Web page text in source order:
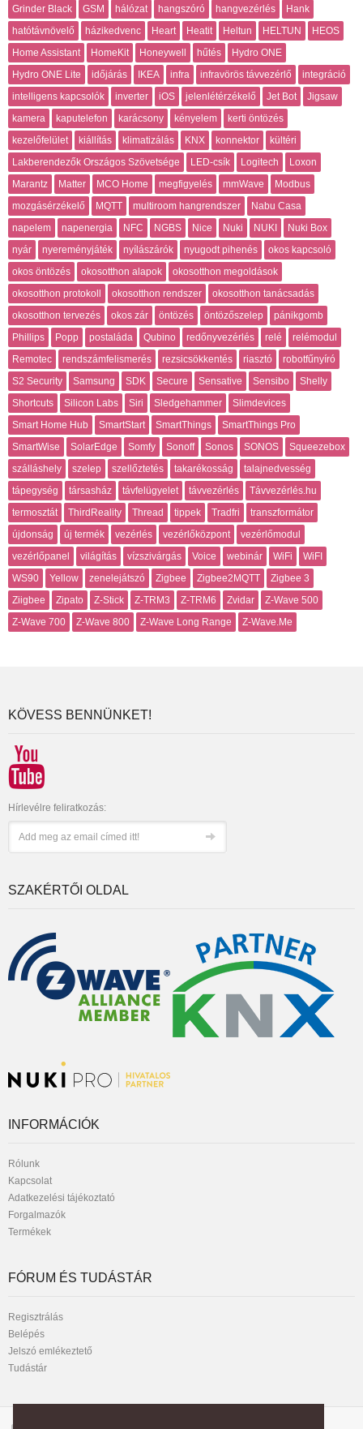
Grinder Black
GSM hálózat hangszóró hangvezérlés
Hank
hatótávnövelő
házikedvenc Heart Heatit Heltun HELTUN
HEOS
Home Assistant
HomeKit Honeywell hűtés
Hydro ONE
Hydro ONE Lite
időjárás IKEA infra infravörös távvezérlő
integráció
intelligens kapcsolók
inverter iOS jelenlétérzékelő Jet Bot
Jigsaw
kamera
kaputelefon karácsony kényelem
kerti öntözés
kezelőfelület
kiállítás klimatizálás KNX konnektor
kültéri
Lakberendezők Országos Szövetsége
LED-csík Logitech
Loxon
Marantz
Matter MCO Home megfigyelés mmWave
Modbus
mozgásérzékelő
MQTT multiroom hangrendszer
Nabu Casa
napelem
napenergia NFC NGBS Nice Nuki NUKI
Nuki Box
nyár
nyereményjáték nyílászárók nyugodt pihenés
okos kapcsoló
okos öntözés
okosotthon alapok
okosotthon megoldások
okosotthon protokoll
okosotthon rendszer
okosotthon tanácsadás
okosotthon tervezés
okos zár öntözés öntözőszelep
pánikgomb
Phillips
Popp postaláda Qubino redőnyvezérlés relé
relémodul
Remotec
rendszámfelismerés rezsicsökkentés riasztó
robotfűnyíró
S2 Security
Samsung SDK Secure Sensative Sensibo
Shelly
Shortcuts
Silicon Labs Siri Sledgehammer
Slimdevices
Smart Home Hub
SmartStart SmartThings
SmartThings Pro
SmartWise
SolarEdge Somfy Sonoff Sonos SONOS
Squeezebox
szálláshely
szelep szellőztetés takarékosság
talajnedvesség
tápegység
társasház távfelügyelet távvezérlés
Távvezérlés.hu
termosztát
ThirdReality Thread tippek Tradfri
transzformátor
újdonság
új termék vezérlés vezérlőközpont
vezérlőmodul
vezérlőpanel
világítás vízszivárgás Voice webinár WiFi
WiFI
WS90
Yellow zenelejátszó Zigbee Zigbee2MQTT
Zigbee 3
Ziigbee
Zipato Z-Stick Z-TRM3 Z-TRM6 Zvidar
Z-Wave 500
Z-Wave 700
Z-Wave 800 Z-Wave Long Range Z-Wave.Me
KÖVESS BENNÜNKET!
Hírlevélre feliratkozás:
SZAKÉRTŐI OLDAL
INFORMÁCIÓK
Rólunk
Kapcsolat
Adatkezelési tájékoztató
Forgalmazók
Termékek
FÓRUM ÉS TUDÁSTÁR
Regisztrálás
Belépés
Jelszó emlékeztető
Tudástár